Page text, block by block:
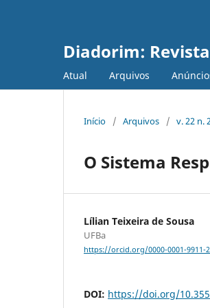
Diadorim:
Atual Arquivos
Início / Arquivos / v. 22 n.
O Sistema
Lílian Teixeira de Sousa
UFBa
https://orcid.org/0000-0001-9911-
DOI: https://doi.org/